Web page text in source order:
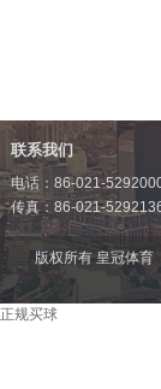
联系我们
电话：86-021-
传真：86-021-
版权所有 皇冠体育
正规买球